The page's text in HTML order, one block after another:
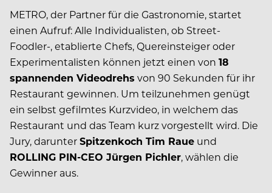
METRO, der Partner für die Gastronomie, startet
einen Aufruf: Alle Individualisten, ob Street-
Foodler-, etablierte Chefs, Quereinsteiger oder
Experimentalisten können jetzt einen von 18
spannenden Videodrehs von 90 Sekunden für ihr
Restaurant gewinnen. Um teilzunehmen genügt
ein selbst gefilmtes Kurzvideo, in welchem das
Restaurant und das Team kurz vorgestellt wird. Die
Jury, darunterSpitzenkoch Tim Raue und
ROLLING PIN-CEO Jürgen Pichler, wählen die
Gewinner aus.